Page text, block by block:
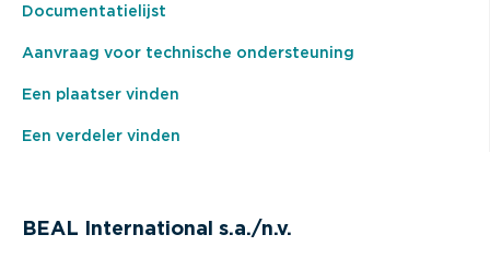
Documentatielijst
Aanvraag voor technische ondersteuning
Een plaatser vinden
Een verdeler vinden
BEAL International s.a./n.v.